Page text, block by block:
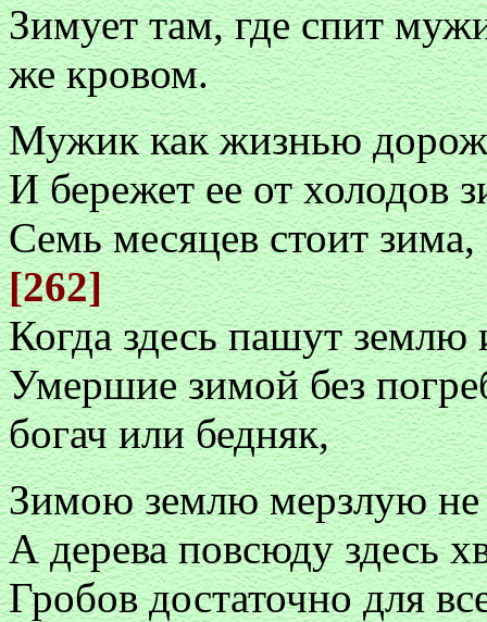
Зимует там, где спит
же кровом.
Мужик как жизнью
И бережет ее от холодов
Семь месяцев стоит
[262]
Когда здесь пашут землю
Умершие зимой без
богач или бедняк,
Зимою землю мерзлую не
А дерева повсюду здесь
Гробов достаточно для